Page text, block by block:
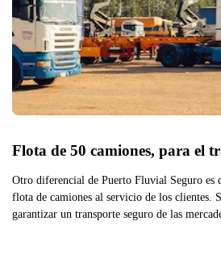
Flota de 50 camiones, para el
Otro diferencial de Puerto Fluvial Seguro es
flota de camiones al servicio de los clientes.
garantizar un transporte seguro de las